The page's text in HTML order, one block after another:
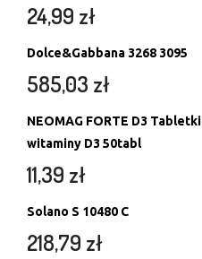
24,99 zł
Dolce&Gabbana 3268 3095
585,03 zł
NEOMAG FORTE D3
witaminy D3 50tabl
11,39 zł
Solano S 10480 C
218,79 zł